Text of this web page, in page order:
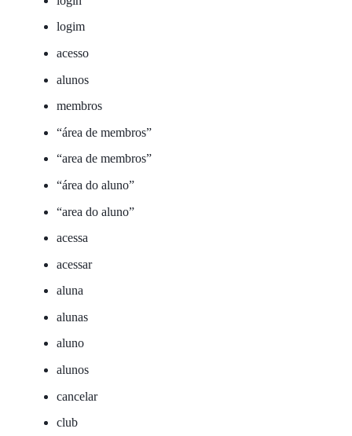
logim
acesso
alunos
membros
“área de membros”
“area de membros”
“área do aluno”
“area do aluno”
acessa
acessar
aluna
alunas
aluno
alunos
cancelar
club